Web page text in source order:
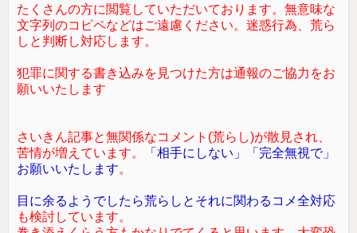
たくさんの方に閲覧していただいております。無意味な
文字列のコピペなどはご遠慮ください。迷惑行為、荒ら
しと判断し対応します。
犯罪に関する書き込みを見つけた方は通報のご協力をお
願いいたします
さいきん記事と無関係なコメント(荒らし)が散見され、
苦情が増えています。
「相手にしない」「完全無視で」
お願いいたします。
目に余るようでしたら荒らしとそれに関わるコメ全対応
も検討しています。